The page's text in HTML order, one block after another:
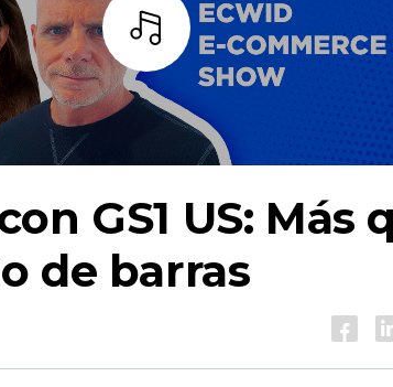
Escuchar
GS1 US: Más
de barras